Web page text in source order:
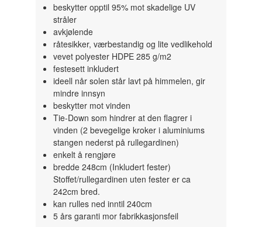
beskytter opptil 95% mot skadelige UV
stråler
avkjølende
råtesikker, værbestandig og lite vedlikehold
vevet polyester HDPE 285 g/m2
festesett inkludert
ideell når solen står lavt på himmelen, gir
mindre innsyn
beskytter mot vinden
Tie-Down som hindrer at den flagrer i
vinden (2 bevegelige kroker i aluminiums
stangen nederst på rullegardinen)
enkelt å rengjøre
bredde 248cm (Inkludert fester)
Stoffet/rullegardinen uten fester er ca
242cm bred.
kan rulles ned inntil 240cm
5 års garanti mor fabrikkasjonsfeil